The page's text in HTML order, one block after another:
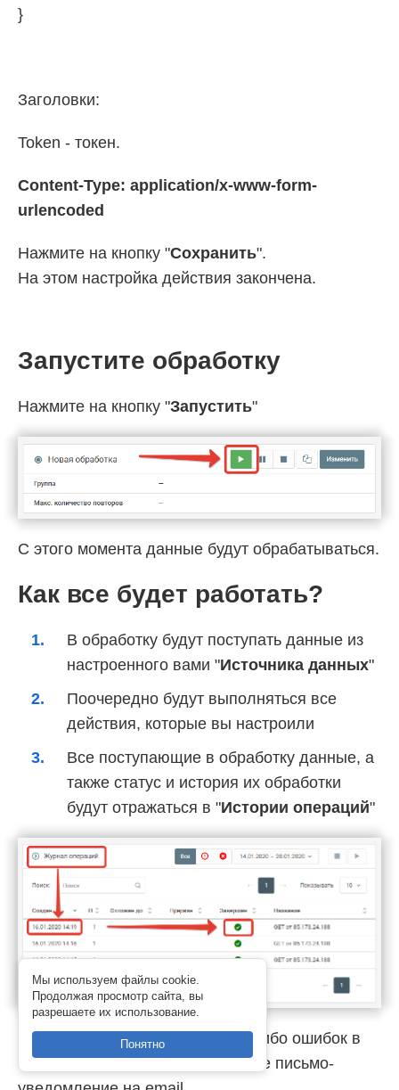
}
Заголовки:
Token - токен.
Content-Type: application/x-www-form-
urlencoded
Нажмите на кнопку "Сохранить".
На этом настройка действия закончена.
Запустите обработку
Нажмите на кнопку "Запустить"
С этого момента данные будут обрабатываться.
Как все будет работать?
В обработку будут поступать данные из
настроенного вами "Источника данных"
Поочередно будут выполняться все
действия, которые вы настроили
Все поступающие в обработку данные, а
также статус и история их обработки
будут отражаться в "Истории операций"
В случае возникновения каких-либо ошибок в
процессе обработки, вы получите письмо-
Мы используем файлы cookie.
Продолжая просмотр сайта, вы
разрешаете их использование.
Понятно